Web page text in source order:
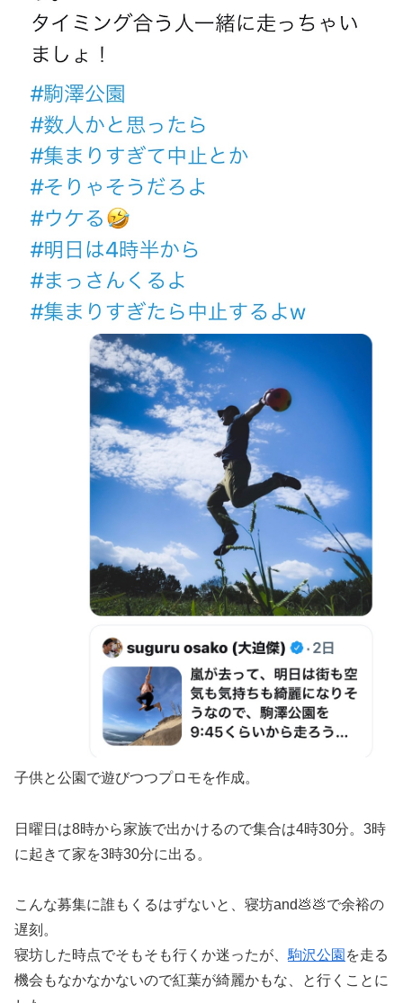
子供と公園で遊びつつプロモを作成。
日曜日は8時から家族で出かけるので集合は4時30分。3時
に起きて家を3時30分に出る。
こんな募集に誰もくるはずないと、寝坊and💩💩で余裕の
遅刻。
寝坊した時点でそもそも行くか迷ったが、駒沢公園 を走る
機会もなかなかないので紅葉が綺麗かもな、と行くことに